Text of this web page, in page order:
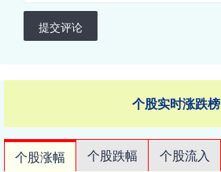
提交评论
个股实时涨跌榜
个股涨幅 个股跌幅 个股流入